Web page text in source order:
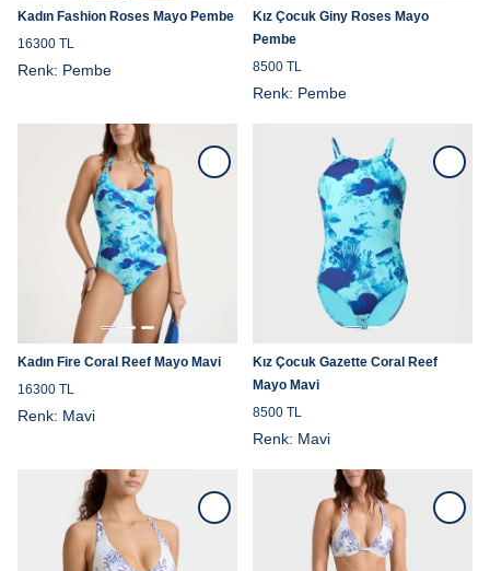
Kadın Fashion Roses Mayo Pembe
16300 TL
Renk: Pembe
Kız Çocuk Giny Roses Mayo
Pembe
8500 TL
Renk: Pembe
Kadın Fire Coral Reef Mayo Mavi
16300 TL
Renk: Mavi
Kız Çocuk Gazette Coral Reef
Mayo Mavi
8500 TL
Renk: Mavi